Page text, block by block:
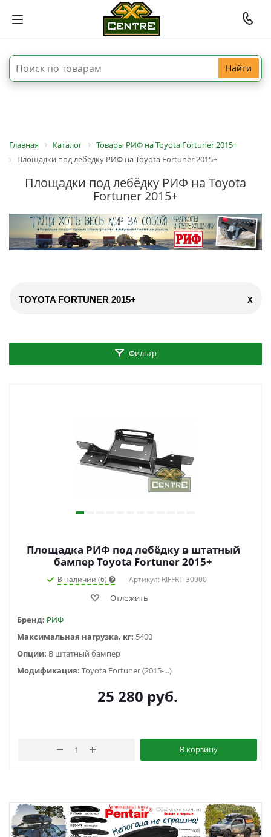
Найти
Главная Каталог
Товары РИФ на Toyota Fortuner 2015+
Площадки под лебёдку РИФ на Toyota Fortuner 2015+
Площадки под лебёдку РИФ на Toyota
Fortuner 2015+
TOYOTA FORTUNER 2015+ X
Фильтр
Площадка РИФ под лебёдку в штатный
бампер Toyota Fortuner 2015+
В наличии (6) Артикул: RIFFRT-30000
Отложить
Бренд: РИФ
Максимальная нагрузка, кг: 5400
Опции: В штатный бампер
Модификация: Toyota Fortuner (2015-...)
25 280 руб.
В корзину